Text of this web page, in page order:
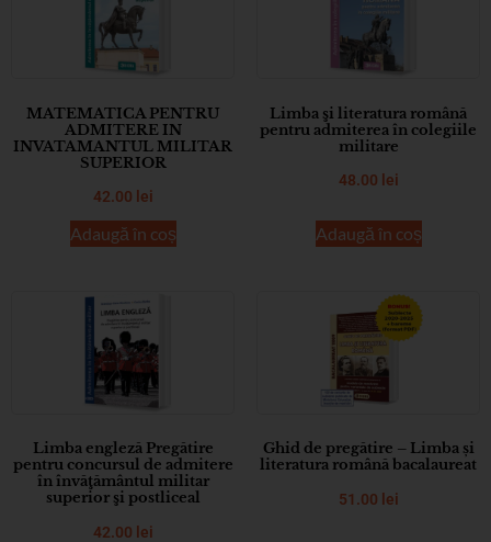
MATEMATICA PENTRU
ADMITERE IN
INVATAMANTUL MILITAR
SUPERIOR
42.00 lei
Adaugă în coș
Limba şi literatura română
pentru admiterea în colegiile
militare
48.00 lei
Adaugă în coș
Limba engleză Pregătire
pentru concursul de admitere
în învăţământul militar
superior şi postliceal
42.00 lei
Ghid de pregătire – Limba și
literatura română bacalaureat
51.00 lei